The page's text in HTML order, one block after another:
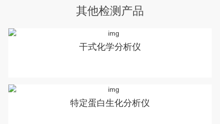
其他检测产品
干式化学分析仪
特定蛋白生化分析仪